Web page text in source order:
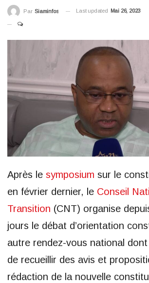
Par Siaminfos Last updated Mai 26, 2023
Après le symposium sur le
en février dernier, le Conseil
Transition (CNT) organise
jours le débat d’orientation
autre rendez-vous national dont
de recueillir des avis et
rédaction de la nouvelle